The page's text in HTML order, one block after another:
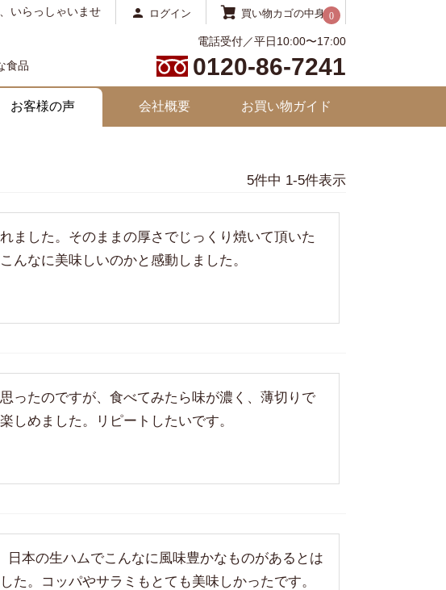
いらっしゃいませ ログイン 買い物カゴの中身 0
食品
電話受付／平日10:00〜17:00
0120-86-7241
お客様の声 会社概要 お買い物ガイド
5件中 1-5件表示
ました。そのままの厚さでじっくり焼いて頂いた
んなに美味しいのかと感動しました。
ったのですが、食べてみたら味が濃く、薄切りで
しめました。リピートしたいです。
日本の生ハムでこんなに風味豊かなものがあるとは
た。コッパやサラミもとても美味しかったです。